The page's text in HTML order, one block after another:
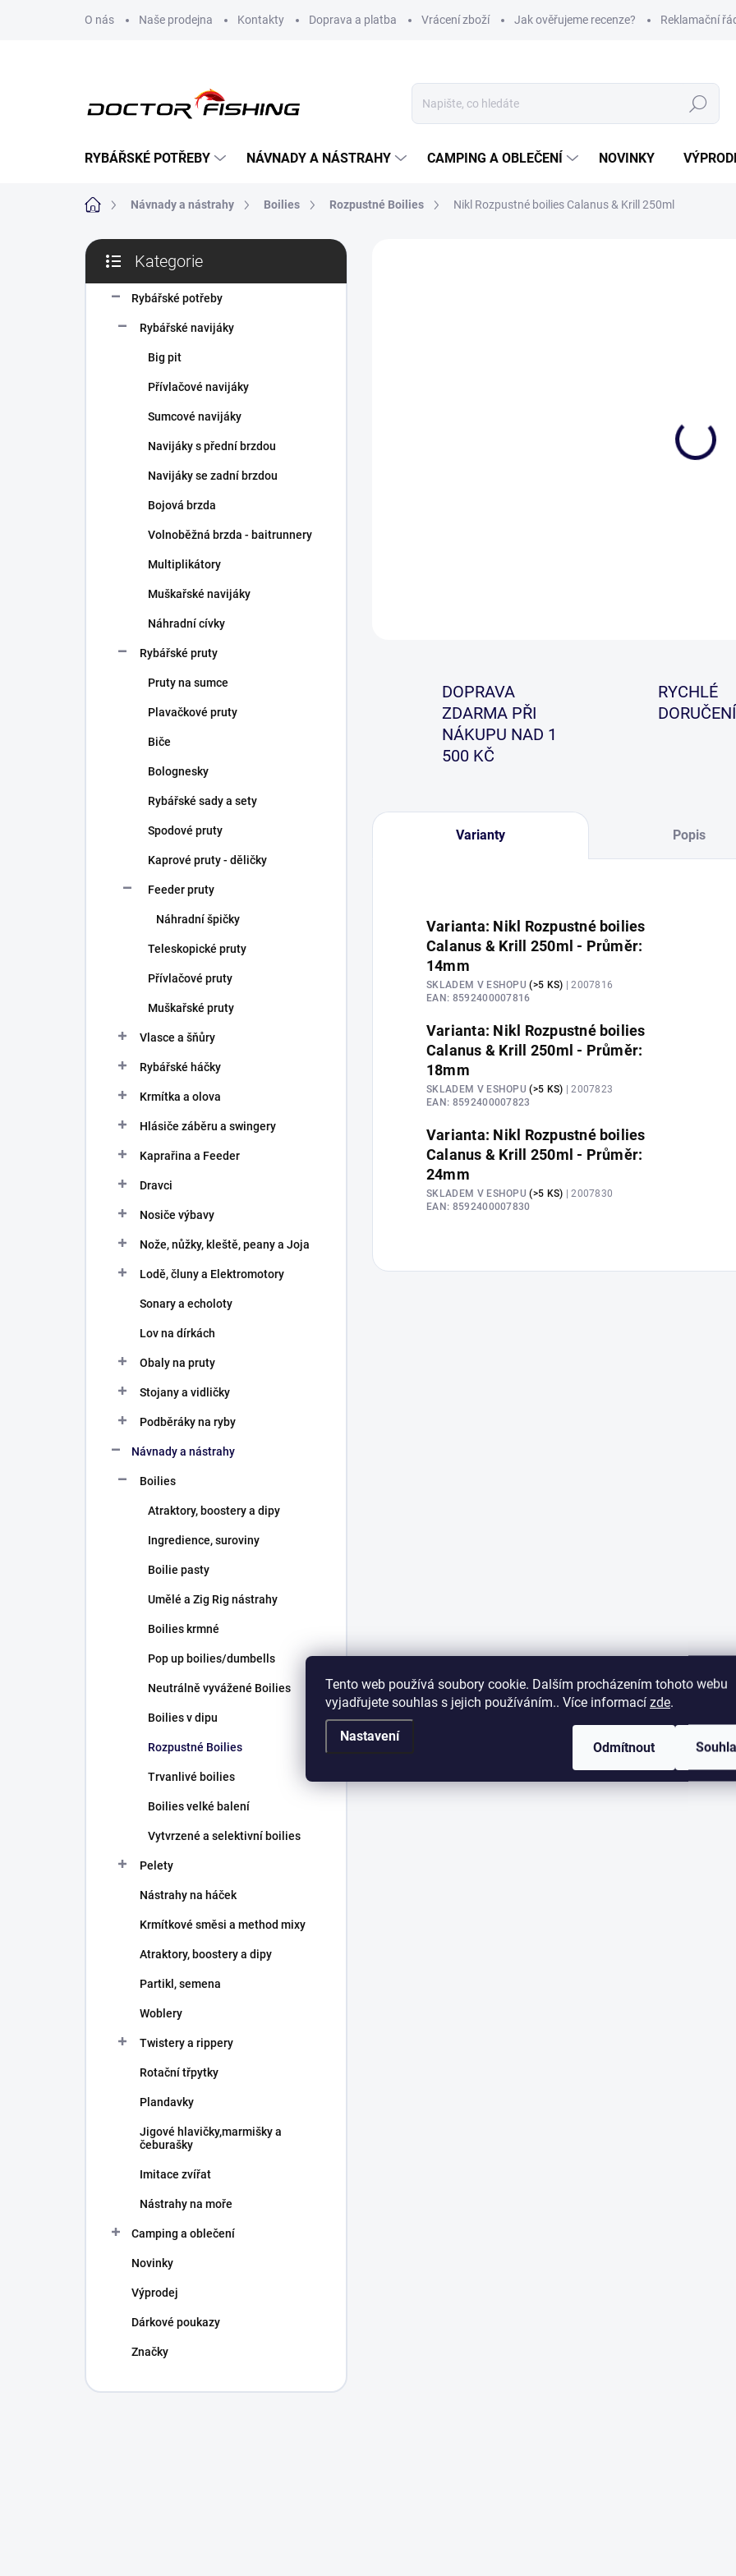
Tento web používá soubory cookie. Dalším procházením tohoto webu
vyjadřujete souhlas s jejich používáním.. Více informací zde.
Nastavení
Odmítnout
O nás Naše prodejna Kontakty Doprava a platba Vrácení zboží Jak ověřujeme recenze? Reklamační
Hledat
RYBÁŘSKÉ POTŘEBY NÁVNADY A NÁSTRAHY CAMPING A OBLEČENÍ NOVINKY
Domů Návnady a nástrahy Boilies Rozpustné Boilies Nikl Rozpustné boilies Calanus & Krill 250ml
P
s
kategorie
Kategorie
Rybářské potřeby
Rybářské navijáky
Big pit
Přívlačové navijáky
Sumcové navijáky
Navijáky s přední brzdou
Navijáky se zadní brzdou
Bojová brzda
Volnoběžná brzda - baitrunnery
Multiplikátory
Muškařské navijáky
Náhradní cívky
Rybářské pruty
Pruty na sumce
Plavačkové pruty
Biče
Bolognesky
Rybářské sady a sety
Spodové pruty
Kaprové pruty - děličky
Feeder pruty
Náhradní špičky
Teleskopické pruty
Přívlačové pruty
Muškařské pruty
Vlasce a šňůry
Rybářské háčky
Krmítka a olova
Hlásiče záběru a swingery
Kaprařina a Feeder
Dravci
Nosiče výbavy
Nože, nůžky, kleště, peany a Joja
Lodě, čluny a Elektromotory
Sonary a echoloty
Lov na dírkách
Obaly na pruty
Stojany a vidličky
Podběráky na ryby
Návnady a nástrahy
Boilies
Atraktory, boostery a dipy
Ingredience, suroviny
Boilie pasty
Umělé a Zig Rig nástrahy
Boilies krmné
Pop up boilies/dumbells
Neutrálně vyvážené Boilies
Boilies v dipu
Rozpustné Boilies
Trvanlivé boilies
Boilies velké balení
Vytvrzené a selektivní boilies
Pelety
Nástrahy na háček
Krmítkové směsi a method mixy
Atraktory, boostery a dipy
Partikl, semena
Woblery
Twistery a rippery
Rotační třpytky
Plandavky
Jigové hlavičky,marmišky a
čeburašky
Imitace zvířat
Nástrahy na moře
Camping a oblečení
Novinky
Výprodej
Dárkové poukazy
Značky
DOPRAVA
ZDARMA PŘI
NÁKUPU NAD 1
500 KČ
RYCHLÉ
DORUČENÍ
Varianty Popis
Varianta: Nikl Rozpustné boilies
Calanus & Krill 250ml - Průměr:
14mm
SKLADEM V ESHOPU(>5 KS) | 2007816
EAN: 8592400007816
Varianta: Nikl Rozpustné boilies
Calanus & Krill 250ml - Průměr:
18mm
SKLADEM V ESHOPU(>5 KS) | 2007823
EAN: 8592400007823
Varianta: Nikl Rozpustné boilies
Calanus & Krill 250ml - Průměr:
24mm
SKLADEM V ESHOPU(>5 KS) | 2007830
EAN: 8592400007830